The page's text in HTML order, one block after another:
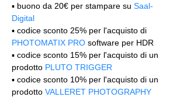
▪️ buono da 20€ per stampare su Saal-
Digital
▪️ codice sconto 25% per l'acquisto di
PHOTOMATIX PRO software per HDR
▪️ codice sconto 15% per l'acquisto di un
prodotto PLUTO TRIGGER
▪️ codice sconto 10% per l'acquisto di un
prodotto VALLERET PHOTOGRAPHY